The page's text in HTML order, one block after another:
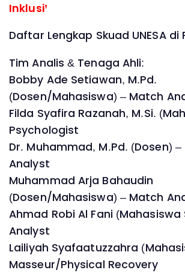
Inklusi’
Daftar Lengkap Skuad UNESA di
Tim Analis & Tenaga Ahli:
Bobby Ade Setiawan, M.Pd.
(Dosen/Mahasiswa) – Match
Filda Syafira Razanah, M.Si.
Psychologist
Dr. Muhammad, M.Pd. (Dosen)
Analyst
Muhammad Arja Bahaudin
(Dosen/Mahasiswa) – Match
Ahmad Robi Al Fani (Mahasiswa
Analyst
Lailiyah Syafaatuzzahra
Masseur/Physical Recovery